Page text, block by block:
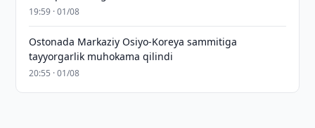
19:59 · 01/08
Ostonada Markaziy Osiyo-Koreya sammitiga
tayyorgarlik muhokama qilindi
20:55 · 01/08